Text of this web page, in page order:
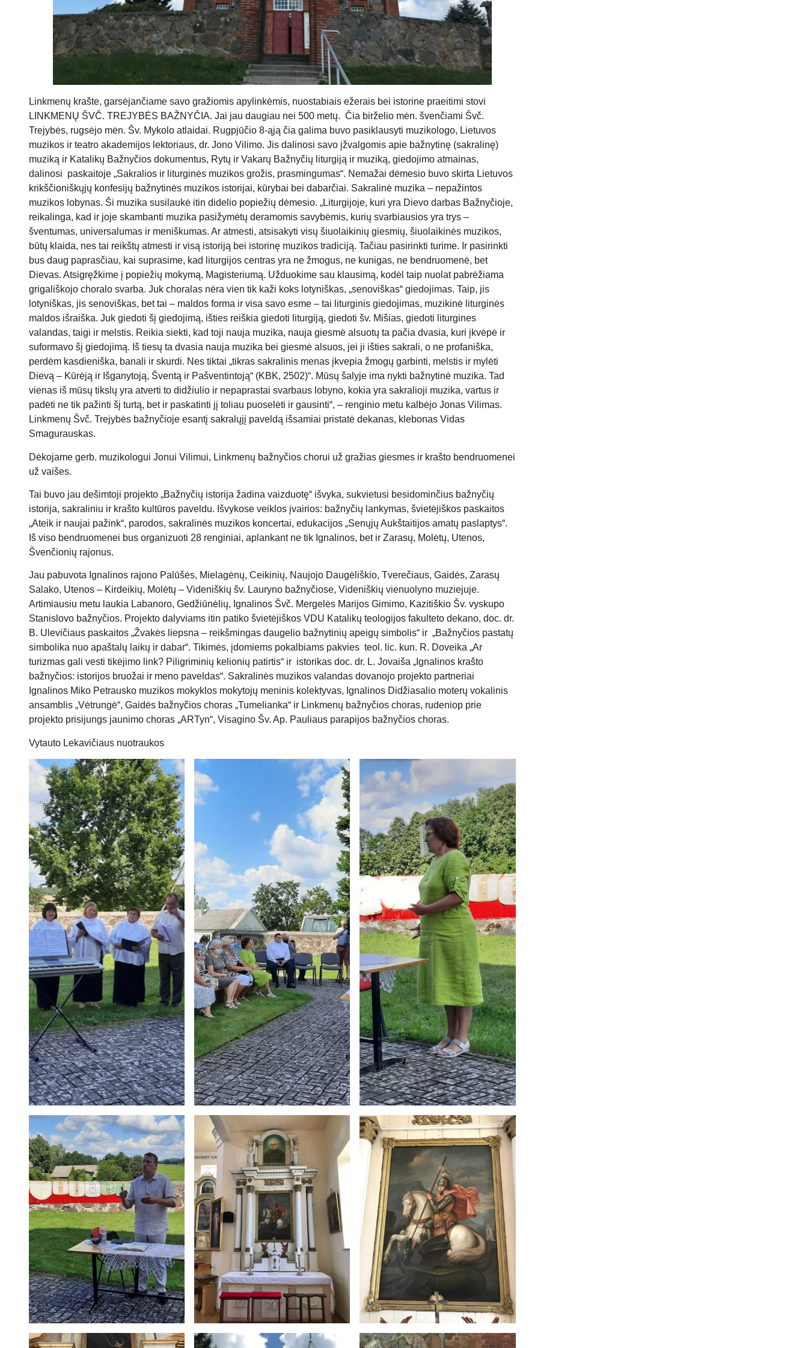
Linkmenų krašte, garsėjančiame savo gražiomis apylinkėmis, nuostabiais ežerais bei istorine praeitimi stovi
LINKMENŲ ŠVČ. TREJYBĖS BAŽNYČIA. Jai jau daugiau nei 500 metų. Čia birželio mėn. švenčiami Švč.
Trejybės, rugsėjo mėn. Šv. Mykolo atlaidai. Rugpjūčio 8-ąją čia galima buvo pasiklausyti muzikologo, Lietuvos
muzikos ir teatro akademijos lektoriaus, dr. Jono Vilimo. Jis dalinosi savo įžvalgomis apie bažnytinę (sakralinę)
muziką ir Katalikų Bažnyčios dokumentus, Rytų ir Vakarų Bažnyčių liturgiją ir muziką, giedojimo atmainas,
dalinosi paskaitoje „Sakralios ir liturginės muzikos grožis, prasmingumas“. Nemažai dėmesio buvo skirta Lietuvos
krikščioniškųjų konfesijų bažnytinės muzikos istorijai, kūrybai bei dabarčiai. Sakralinė muzika – nepažintos
muzikos lobynas. Ši muzika susilaukė itin didelio popiežių dėmesio. „Liturgijoje, kuri yra Dievo darbas Bažnyčioje,
reikalinga, kad ir joje skambanti muzika pasižymėtų deramomis savybėmis, kurių svarbiausios yra trys –
šventumas, universalumas ir meniškumas. Ar atmesti, atsisakyti visų šiuolaikinių giesmių, šiuolaikinės muzikos,
būtų klaida, nes tai reikštų atmesti ir visą istoriją bei istorinę muzikos tradiciją. Tačiau pasirinkti turime. Ir pasirinkti
bus daug paprasčiau, kai suprasime, kad liturgijos centras yra ne žmogus, ne kunigas, ne bendruomenė, bet
Dievas. Atsigręžkime į popiežių mokymą, Magisteriumą. Užduokime sau klausimą, kodėl taip nuolat pabrėžiama
grigališkojo choralo svarba. Juk choralas nėra vien tik kaži koks lotyniškas, „senoviškas“ giedojimas. Taip, jis
lotyniškas, jis senoviškas, bet tai – maldos forma ir visa savo esme – tai liturginis giedojimas, muzikinė liturginės
maldos išraiška. Juk giedoti šį giedojimą, išties reiškia giedoti liturgiją, giedoti šv. Mišias, giedoti liturgines
valandas, taigi ir melstis. Reikia siekti, kad toji nauja muzika, nauja giesmė alsuotų ta pačia dvasia, kuri įkvėpė ir
suformavo šį giedojimą. Iš tiesų ta dvasia nauja muzika bei giesmė alsuos, jei ji išties sakrali, o ne profaniška,
perdėm kasdieniška, banali ir skurdi. Nes tiktai „tikras sakralinis menas įkvepia žmogų garbinti, melstis ir mylėti
Dievą – Kūrėją ir Išganytoją, Šventą ir Pašventintoją“ (KBK, 2502)“. Mūsų šalyje ima nykti bažnytinė muzika. Tad
vienas iš mūsų tikslų yra atverti to didžiulio ir nepaprastai svarbaus lobyno, kokia yra sakralioji muzika, vartus ir
padėti ne tik pažinti šį turtą, bet ir paskatinti jį toliau puoselėti ir gausinti“, – renginio metu kalbėjo Jonas Vilimas.
Linkmenų Švč. Trejybės bažnyčioje esantį sakralųjį paveldą išsamiai pristatė dekanas, klebonas Vidas
Smagurauskas.
Dėkojame gerb. muzikologui Jonui Vilimui, Linkmenų bažnyčios chorui už gražias giesmes ir krašto bendruomenei
už vaišes.
Tai buvo jau dešimtoji projekto „Bažnyčių istorija žadina vaizduotę“ išvyka, sukvietusi besidominčius bažnyčių
istorija, sakraliniu ir krašto kultūros paveldu. Išvykose veiklos įvairios: bažnyčių lankymas, švietėjiškos paskaitos
„Ateik ir naujai pažink“, parodos, sakralinės muzikos koncertai, edukacijos „Senųjų Aukštaitijos amatų paslaptys“.
Iš viso bendruomenei bus organizuoti 28 renginiai, aplankant ne tik Ignalinos, bet ir Zarasų, Molėtų, Utenos,
Švenčionių rajonus.
Jau pabuvota Ignalinos rajono Palūšės, Mielagėnų, Ceikinių, Naujojo Daugėliškio, Tverečiaus, Gaidės, Zarasų
Salako, Utenos – Kirdeikių, Molėtų – Videniškių šv. Lauryno bažnyčiose, Videniškių vienuolyno muziejuje.
Artimiausiu metu laukia Labanoro, Gedžiūnėlių, Ignalinos Švč. Mergelės Marijos Gimimo, Kazitiškio Šv. vyskupo
Stanislovo bažnyčios. Projekto dalyviams itin patiko švietėjiškos VDU Katalikų teologijos fakulteto dekano, doc. dr.
B. Ulevičiaus paskaitos „Žvakės liepsna – reikšmingas daugelio bažnytinių apeigų simbolis“ ir „Bažnyčios pastatų
simbolika nuo apaštalų laikų ir dabar“. Tikimės, įdomiems pokalbiams pakvies teol. lic. kun. R. Doveika „Ar
turizmas gali vesti tikėjimo link? Piligriminių kelionių patirtis“ ir istorikas doc. dr. L. Jovaiša „Ignalinos krašto
bažnyčios: istorijos bruožai ir meno paveldas“. Sakralinės muzikos valandas dovanojo projekto partneriai
Ignalinos Miko Petrausko muzikos mokyklos mokytojų meninis kolektyvas, Ignalinos Didžiasalio moterų vokalinis
ansamblis „Vėtrungė“, Gaidės bažnyčios choras „Tumelianka“ ir Linkmenų bažnyčios choras, rudeniop prie
projekto prisijungs jaunimo choras „ARTyn“, Visagino Šv. Ap. Pauliaus parapijos bažnyčios choras.
Vytauto Lekavičiaus nuotraukos